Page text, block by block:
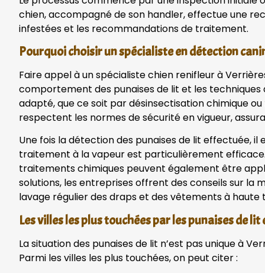
chien, accompagné de son handler, effectue une
infestées et les recommandations de traitement.
Pourquoi choisir un spécialiste en détection
Faire appel à un spécialiste chien renifleur à
comportement des punaises de lit et les
adapté, que ce soit par désinsectisation chimique
respectent les normes de sécurité en vigueur,
Une fois la détection des punaises de lit effectuée,
traitement à la vapeur est particulièrement efficace.
traitements chimiques peuvent également être
solutions, les entreprises offrent des conseils sur la
lavage régulier des draps et des vêtements à
Les villes les plus touchées par les punaises de lit
La situation des punaises de lit n’est pas unique à
Parmi les villes les plus touchées, on peut citer :